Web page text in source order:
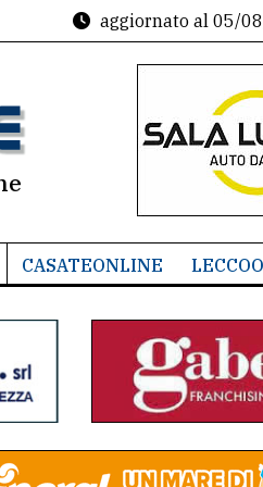
aggiornato al 05/
CASATEONLINE